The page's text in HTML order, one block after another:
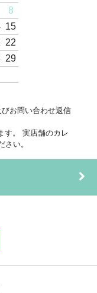
8
15
22
29
お問い合わせ返信
す。 実店舗のカレ
い。